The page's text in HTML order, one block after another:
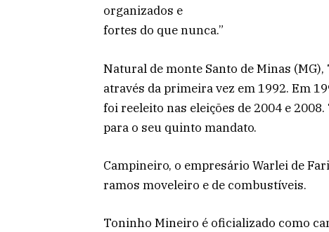
organizados e
fortes do que nunca.”
Natural de monte Santo de Minas
através da primeira vez em 1992. Em
foi reeleito nas eleições de 2004 e
para o seu quinto mandato.
Campineiro, o empresário Warlei de
ramos moveleiro e de combustíveis.
Toninho Mineiro é oficializado como